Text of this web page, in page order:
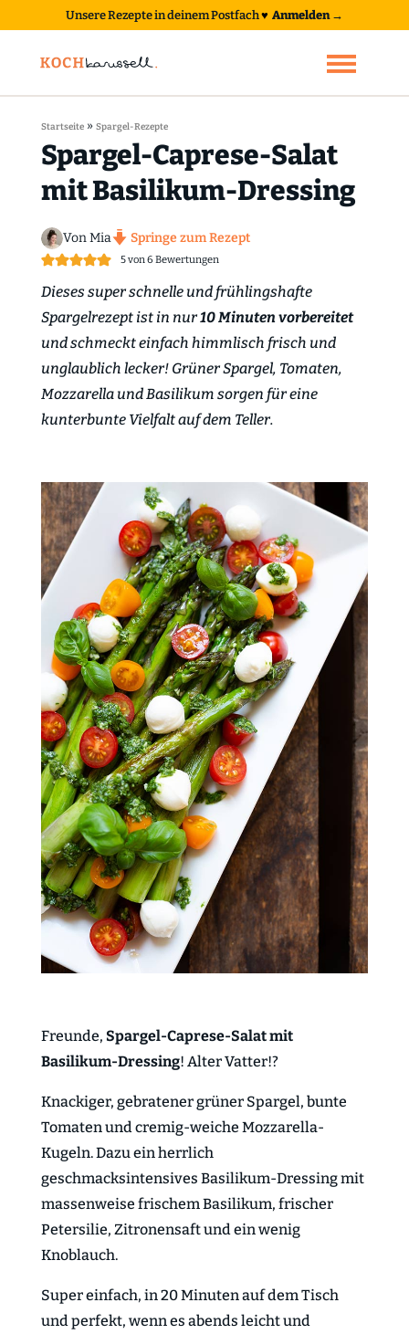
Unsere Rezepte in deinem Postfach♥ Anmelden →
Startseite» Spargel-Rezepte
Spargel-Caprese-Salat
mit Basilikum-Dressing
Von Mia Springe zum Rezept
5von6 Bewertungen
Dieses super schnelle und frühlingshafte
Spargelrezept ist in nur10 Minuten vorbereitet
und schmeckt einfach himmlisch frisch und
unglaublich lecker! Grüner Spargel, Tomaten,
Mozzarella und Basilikum sorgen für eine
kunterbunte Vielfalt auf dem Teller.
Freunde, Spargel-Caprese-Salat mit
Basilikum-Dressing! Alter Vatter!?
Knackiger, gebratener grüner Spargel, bunte
Tomaten und cremig-weiche Mozzarella-
Kugeln. Dazu ein herrlich
geschmacksintensives Basilikum-Dressing mit
massenweise frischem Basilikum, frischer
Petersilie, Zitronensaft und ein wenig
Knoblauch.
Super einfach, in 20 Minuten auf dem Tisch
und perfekt, wenn es abends leicht und